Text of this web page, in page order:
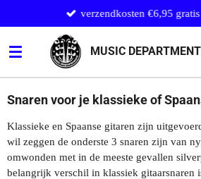
direct
naar
de
hoofdinhoud
MUSIC
verzendkosten €6,95
Snaren voor je klassieke of
Klassieke en Spaanse gitaren zijn
wil zeggen de onderste 3 snaren zijn van
omwonden met in de meeste gevallen
belangrijk verschil in klassiek gitaarsnaren